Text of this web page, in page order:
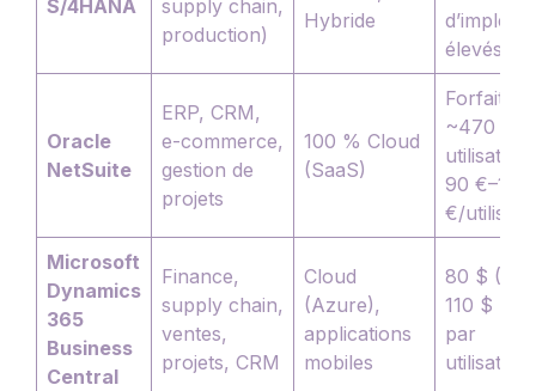
S/4HANA
supply chain,
production)
Hybride
élevés
Oracle
NetSuite
ERP, CRM,
e-commerce,
gestion de
projets
100 % Cloud
(SaaS)
Forfait
~470 €/
90 €–180
€/
Microsoft
Dynamics
365
Business
Central
Finance,
supply chain,
ventes,
projets, CRM
Cloud
(Azure),
applications
mobiles
80 $
110 $
par